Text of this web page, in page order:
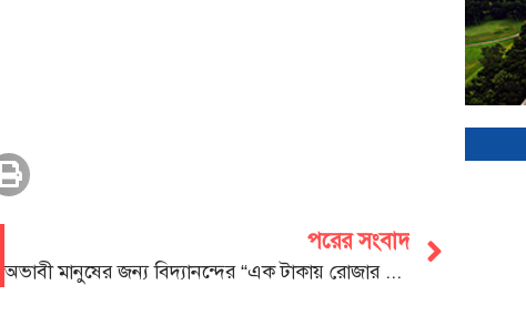
পরের সংবাদ
অভাবী মানুষের জন্য বিদ্যানন্দের “এক টাকায় রোজার বাজার”